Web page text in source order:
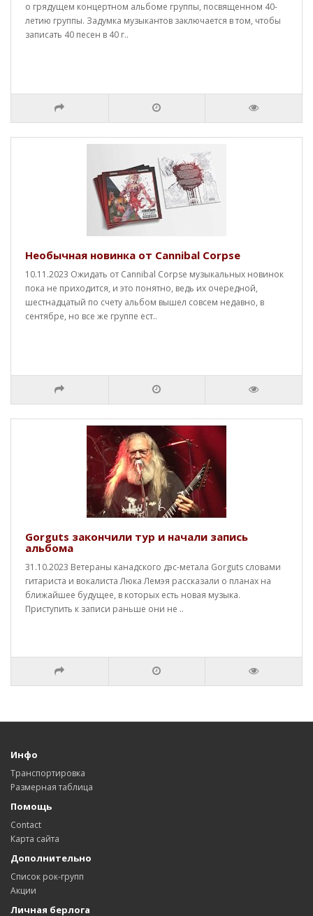
о грядущем концертном альбоме группы, посвященном 40-
летию группы. Задумка музыкантов заключается в том, чтобы
записать 40 песен в 40 г..
Необычная новинка от Cannibal Corpse
10.11.2023 Ожидать от Cannibal Corpse музыкальных новинок
пока не приходится, и это понятно, ведь их очередной,
шестнадцатый по счету альбом вышел совсем недавно, в
сентябре, но все же группе ест..
Gorguts закончили тур и начали запись
альбома
31.10.2023 Ветераны канадского дэс-метала Gorguts словами
гитариста и вокалиста Люка Лемэя рассказали о планах на
ближайшее будущее, в которых есть новая музыка.
Приступить к записи раньше они не ..
Инфо
Транспортировка
Размерная таблица
Помощь
Contact
Карта сайта
Дополнительно
Список рок-групп
Акции
Личная берлога